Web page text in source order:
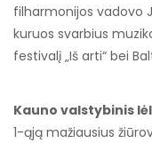
filharmonijos vadovo
kuruos svarbius
festivalį „Iš arti“ bei
Kauno valstybinis
1-ąją mažiausius